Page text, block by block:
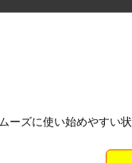
ーズに使い始めやすい